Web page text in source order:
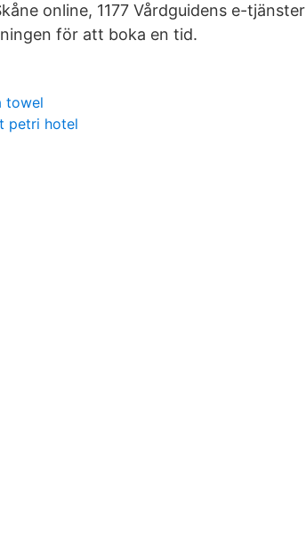
online, 1177 Vårdguidens e-tjänster
för att boka en tid.
towel
petri hotel